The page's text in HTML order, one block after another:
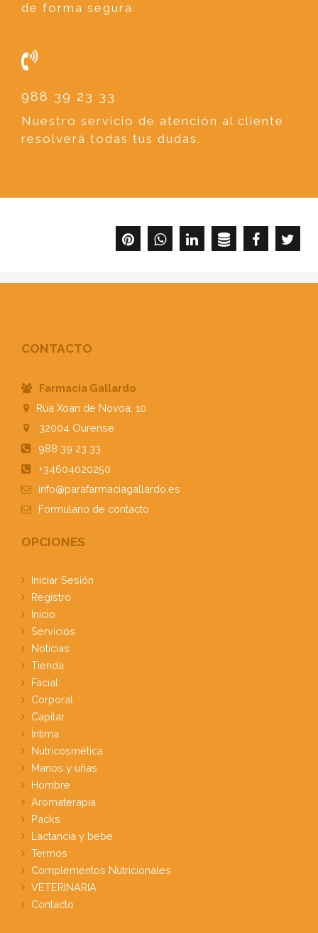
de forma segura.
988 39 23 33
Nuestro servicio de atención al cliente
resolverá todas tus dudas.
CONTACTO
Farmacia Gallardo
Rúa Xoan de Novoa, 10
32004 Ourense
988 39 23 33
+34604020250
info@parafarmaciagallardo.es
Formulario de contacto
OPCIONES
Iniciar Sesión
Registro
Inicio
Servicios
Noticias
Tienda
Facial
Corporal
Capilar
Íntima
Nutricosmética
Manos y uñas
Hombre
Aromaterapia
Packs
Lactancia y bebe
Termos
Complementos Nutricionales
VETERINARIA
Contacto